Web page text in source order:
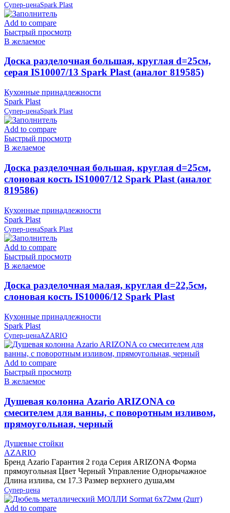
Супер-ценаSpark Plast
Add to compare
Быстрый просмотр
В желаемое
Доска разделочная большая, круглая d=25см,
серая IS10007/13 Spark Plast (аналог 819585)
Кухонные принадлежности
Spark Plast
Супер-ценаSpark Plast
Add to compare
Быстрый просмотр
В желаемое
Доска разделочная большая, круглая d=25см,
слоновая кость IS10007/12 Spark Plast (аналог
819586)
Кухонные принадлежности
Spark Plast
Супер-ценаSpark Plast
Add to compare
Быстрый просмотр
В желаемое
Доска разделочная малая, круглая d=22,5см,
слоновая кость IS10006/12 Spark Plast
Кухонные принадлежности
Spark Plast
Супер-ценаAZARIO
Add to compare
Быстрый просмотр
В желаемое
Душевая колонна Azario ARIZONA со
смесителем для ванны, с поворотным изливом,
прямоугольная, черный
Душевые стойки
AZARIO
Бренд Azario Гарантия 2 года Серия ARIZONA Форма
прямоугольная Цвет Черный Управление Однорычажное
Длина излива, см 17.3 Размер верхнего душа,мм
Супер-цена
Add to compare